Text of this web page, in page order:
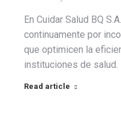
En Cuidar Salud BQ
continuamente por
que optimicen la
instituciones de salud.
Read article